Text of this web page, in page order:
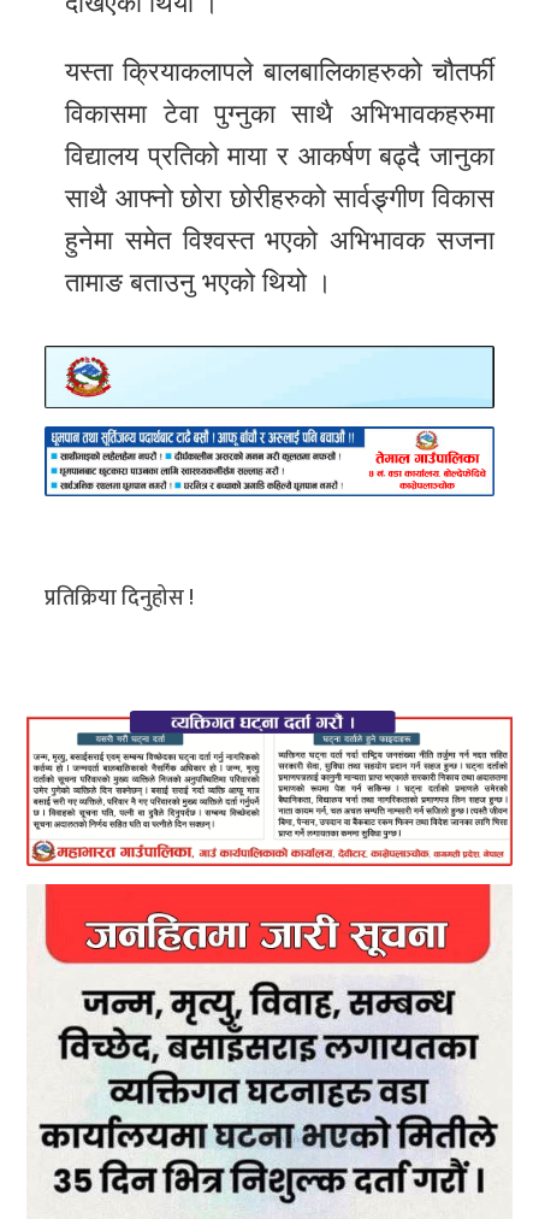
यस्ता क्रियाकलापले बालबालिकाहरुको चौतर्फी
विकासमा टेवा पुग्नुका साथै अभिभावकहरुमा
विद्यालय प्रतिको माया र आकर्षण बढ्दै जानुका
साथै आफ्नो छोरा छोरीहरुको सार्वङ्र्गीण विकास
हुनेमा समेत विश्वस्त भएको अभिभावक सजना
तामाङ बताउनु भएको थियो ।
प्रतिक्रिया दिनुहोस !